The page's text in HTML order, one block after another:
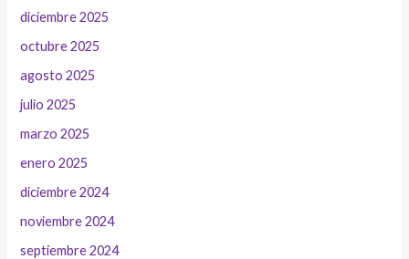
diciembre 2025
octubre 2025
agosto 2025
julio 2025
marzo 2025
enero 2025
diciembre 2024
noviembre 2024
septiembre 2024